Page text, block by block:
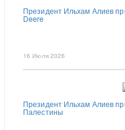
Президент Ильхам Алиев
Deere
16 Июля 2026
Президент Ильхам Алиев
Палестины